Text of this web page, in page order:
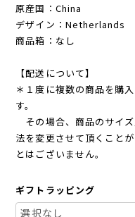
原産国：China
デザイン：Netherlands
商品箱：なし
【配送について】
＊１度に複数の商品を購
す。
その場合、商品のサイ
法を変更させて頂くこと
とはございません。
ギフトラッピング